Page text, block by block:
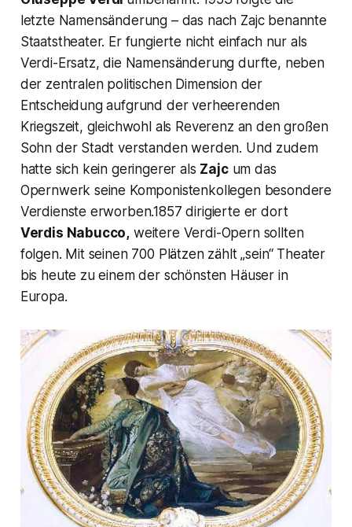
letzte Namensänderung – das nach Zajc benannte
Staatstheater. Er fungierte nicht einfach nur als
Verdi-Ersatz, die Namensänderung durfte, neben
der zentralen politischen Dimension der
Entscheidung aufgrund der verheerenden
Kriegszeit, gleichwohl als Reverenz an den großen
Sohn der Stadt verstanden werden. Und zudem
hatte sich kein geringerer als Zajcum das
Opernwerk seine Komponistenkollegen besondere
Verdienste erworben.1857 dirigierte er dort
Verdis Nabucco, weitere Verdi-Opern sollten
folgen. Mit seinen 700 Plätzen zählt „sein“ Theater
bis heute zu einem der schönsten Häuser in
Europa.